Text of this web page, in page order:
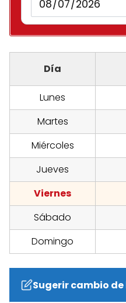
Día
Lunes
Martes
Miércoles
Jueves
Viernes
Sábado
Domingo
Sugerir cambio